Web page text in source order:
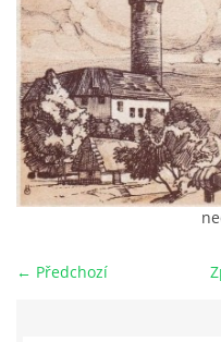
OSTATNÍ
ODKAZY
O NÁS
DŮL NA SLÍDU (NA KOLE)
← Předchozí